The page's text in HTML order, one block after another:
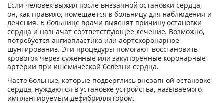
Если человек выжил после внезапной остановки сердца,
он, как правило, помещается в больницу для наблюдения и
лечения. В больнице врачи выяснят причину остановки
сердца и назначат соответствующее лечение. Возможно,
потребуется ангиопластика или аортокоронарное
шунтирование. Эти процедуры помогают восстановить
кровоток через суженные или закупоренные коронарные
артерии при ишемической болезни сердца.
Часто больные, которые подверглись внезапной остановке
сердца, нуждаются в установке устройства, называемого
имплантируемым дефибриллятором.